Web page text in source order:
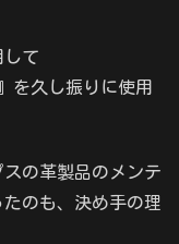
して
を久し振りに使用
の革製品のメンテ
のも、決め手の理